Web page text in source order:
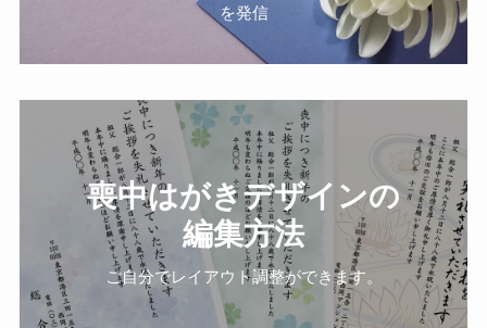
を発信
喪中はがきデザインの
編集方法
ご自分でレイアウト調整ができます。